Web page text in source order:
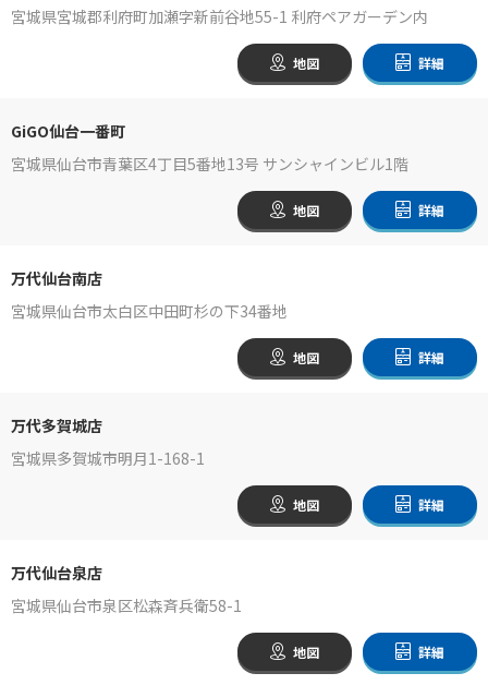
宮城県宮城郡利府町加瀬字新前谷地55-1 利府ペアガーデン内
地図 詳細
GiGO仙台一番町
宮城県仙台市青葉区4丁目5番地13号 サンシャインビル1階
地図 詳細
万代仙台南店
宮城県仙台市太白区中田町杉の下34番地
地図 詳細
万代多賀城店
宮城県多賀城市明月1-168-1
地図 詳細
万代仙台泉店
宮城県仙台市泉区松森斉兵衛58-1
地図 詳細